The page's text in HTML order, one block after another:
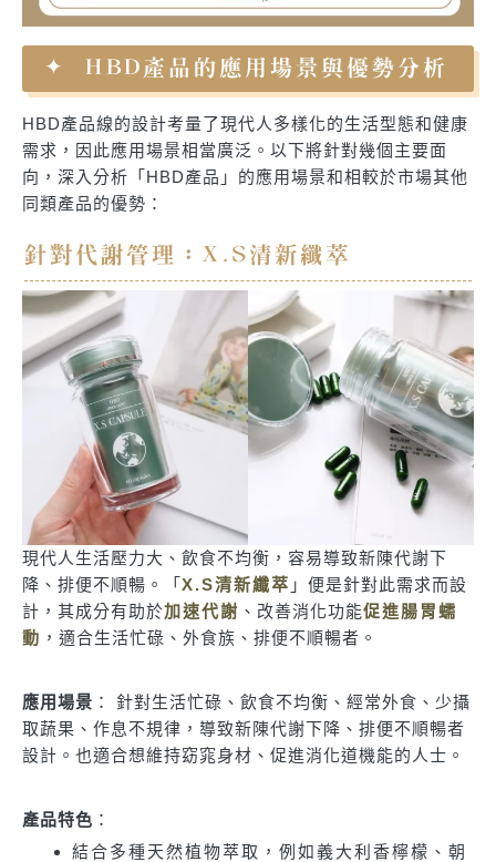
HBD產品的應用場景與優勢分析
HBD產品線的設計考量了現代人多樣化的生活型態和健康
需求，因此應用場景相當廣泛。以下將針對幾個主要面
向，深入分析「HBD產品」的應用場景和相較於市場其他
同類產品的優勢：
針對代謝管理：X.S清新纖萃
現代人生活壓力大、飲食不均衡，容易導致新陳代謝下
降、排便不順暢。「 X.S清新纖萃 」便是針對此需求而設
計，其成分有助於加速代謝 、改善消化功能促進腸胃蠕
動 ，適合生活忙碌、外食族、排便不順暢者。
應用場景 ： 針對生活忙碌、飲食不均衡、經常外食、少攝
取蔬果、作息不規律，導致新陳代謝下降、排便不順暢者
設計。也適合想維持窈窕身材、促進消化道機能的人士。
產品特色 ：
結合多種天然植物萃取，例如義大利香檸檬、朝